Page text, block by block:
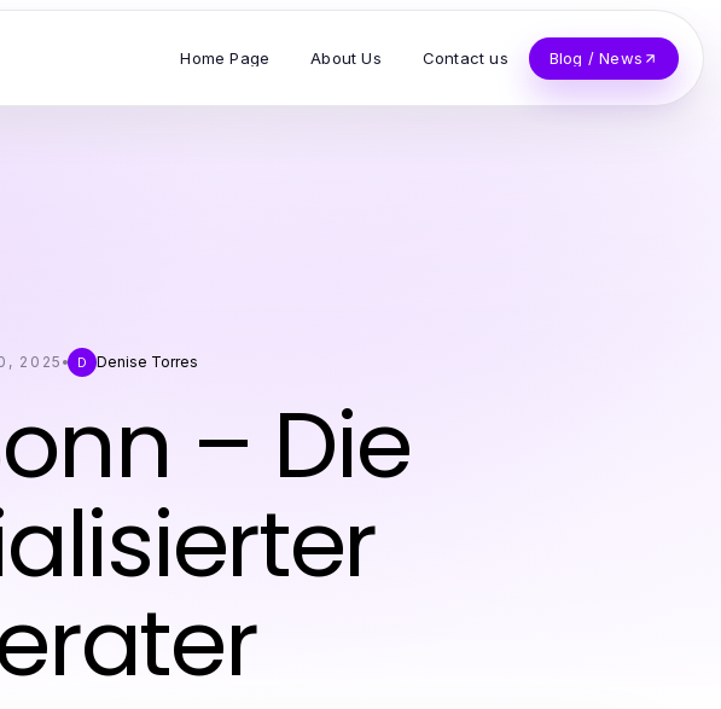
Home Page About Us Contact us Blog / News
2025 D Denise Torres
– Die